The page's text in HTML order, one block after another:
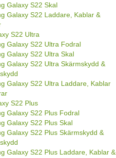
Galaxy S22 Skal
Galaxy S22 Laddare, Kablar &
S22 Ultra
Galaxy S22 Ultra Fodral
Galaxy S22 Ultra Skal
Galaxy S22 Ultra Skärmskydd &
Galaxy S22 Ultra Laddare, Kablar
S22 Plus
Galaxy S22 Plus Fodral
Galaxy S22 Plus Skal
Galaxy S22 Plus Skärmskydd &
Galaxy S22 Plus Laddare, Kablar &